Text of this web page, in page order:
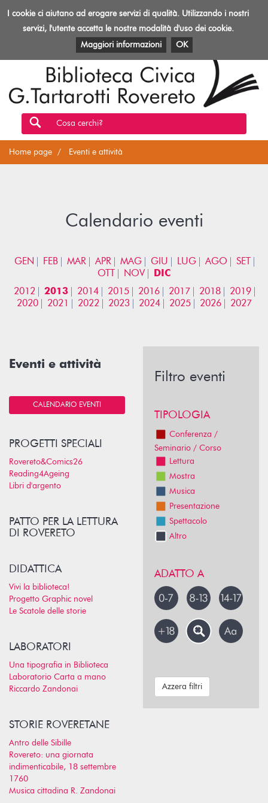
Toggle
Biblioteca
Rovereto
EVENTI E ATTIVITÀ PATRIMONIO E RISORSE
Cosa cerchi?
Home page Eventi e attività
Calendario eventi
GEN FEB MAR APR MAG GIU LUG AGO
SET
OTT
NOV
DIC
2012
2013 2014 2015 2016 2017 2018
2019
2020
2021 2022 2023 2024 2025 2026 2027
Eventi e attività
CALENDARIO EVENTI
PROGETTI SPECIALI
Rovereto&Comics26
Reading4Ageing
Libri d'argento
PATTO PER LA LETTURA
DI ROVERETO
DIDATTICA
Vivi la biblioteca!
Progetto Graphic novel
Le Scatole delle storie
LABORATORI
Una tipografia in Biblioteca
Laboratorio Carta a mano
Riccardo Zandonai
STORIE ROVERETANE
Antro delle Sibille
Rovereto: una giornata
indimenticabile, 18 settembre
1760
Musica cittadina R. Zandonai
Filtro eventi
TIPOLOGIA
Conferenza /
Seminario / Corso
Lettura
Mostra
Musica
Presentazione
Spettacolo
Altro
ADATTO A
Azzera filtri
I cookie ci aiutano ad erogare servizi di qualità. Utilizzando i nostri
servizi, l'utente accetta le nostre modalità d'uso dei cookie.
Maggiori informazioni
OK